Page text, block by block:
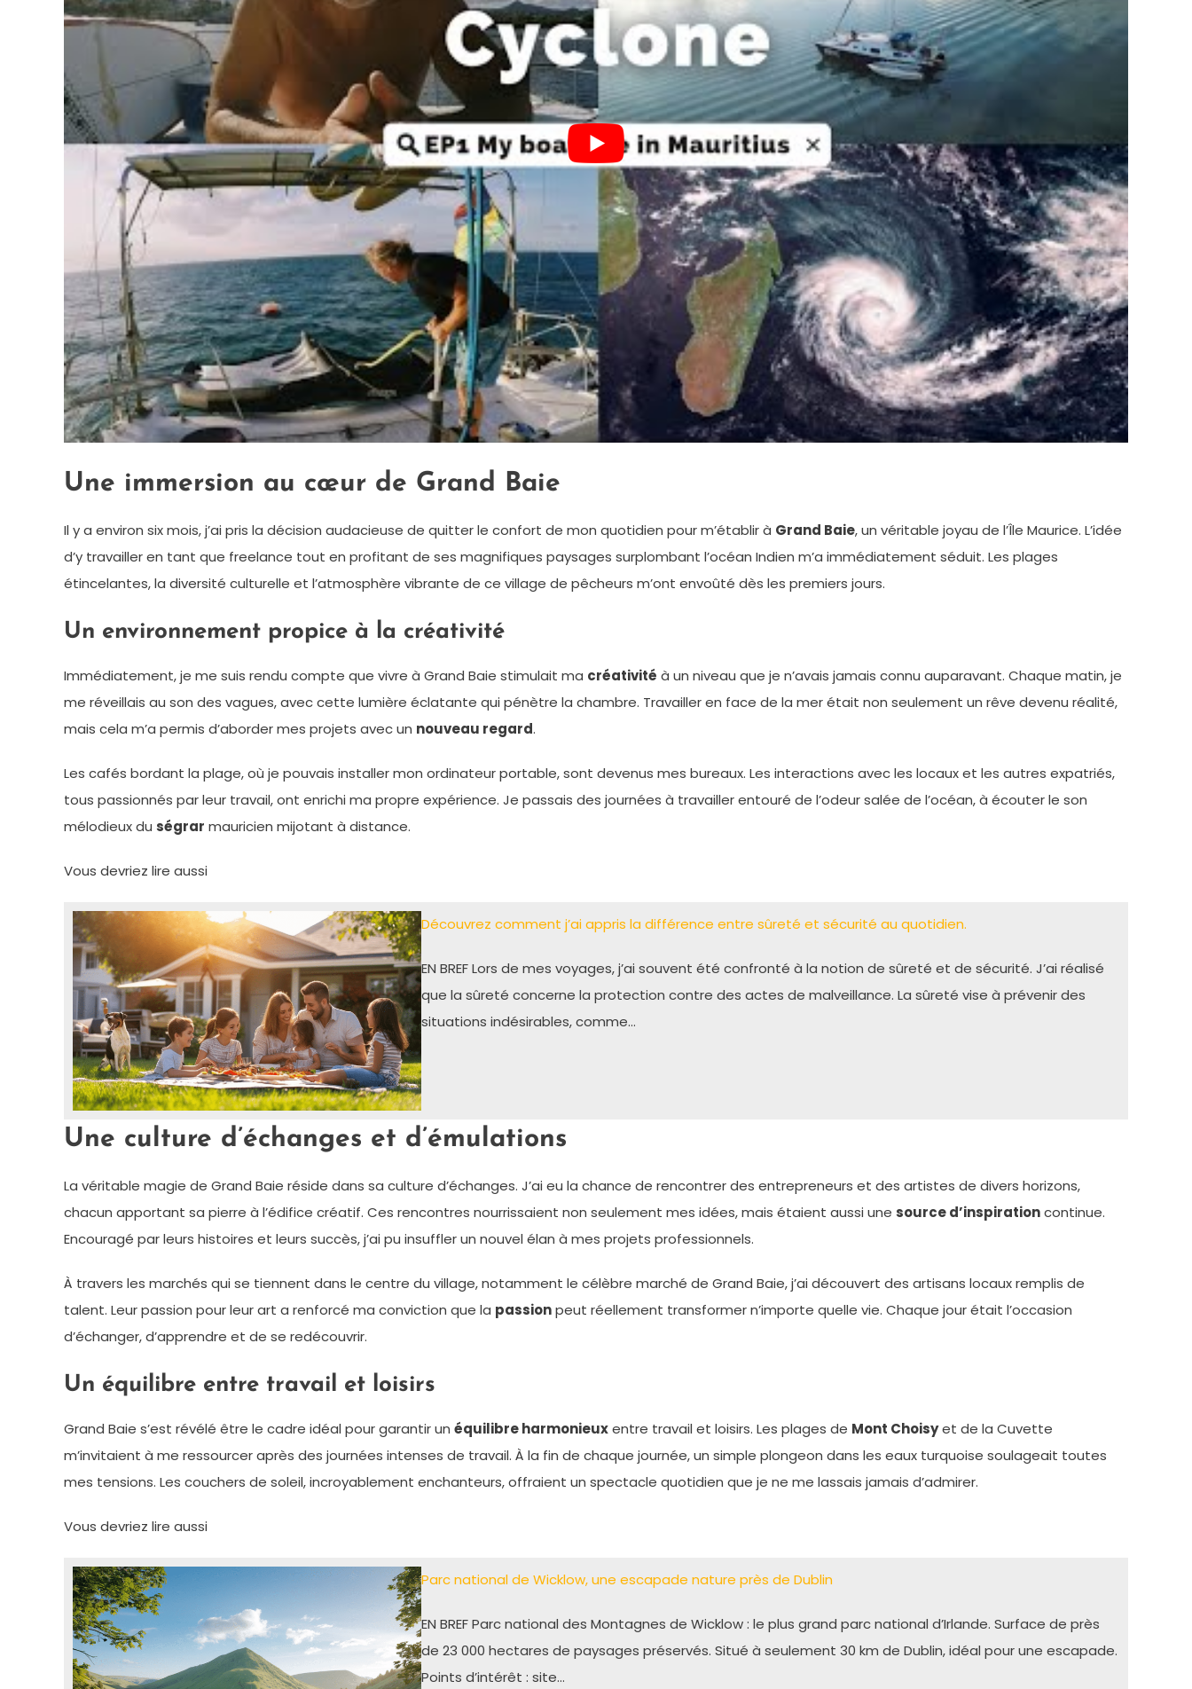
Une immersion au cœur de Grand Baie
Il y a environ six mois, j’ai pris la décision audacieuse de quitter le confort de mon quotidien pour m’établir à Grand Baie, un véritable joyau de l’Île Maurice. L’idée
d’y travailler en tant que freelance tout en profitant de ses magnifiques paysages surplombant l’océan Indien m’a immédiatement séduit. Les plages
étincelantes, la diversité culturelle et l’atmosphère vibrante de ce village de pêcheurs m’ont envoûté dès les premiers jours.
Un environnement propice à la créativité
Immédiatement, je me suis rendu compte que vivre à Grand Baie stimulait ma créativité à un niveau que je n’avais jamais connu auparavant. Chaque matin, je
me réveillais au son des vagues, avec cette lumière éclatante qui pénètre la chambre. Travailler en face de la mer était non seulement un rêve devenu réalité,
mais cela m’a permis d’aborder mes projets avec un nouveau regard.
Les cafés bordant la plage, où je pouvais installer mon ordinateur portable, sont devenus mes bureaux. Les interactions avec les locaux et les autres expatriés,
tous passionnés par leur travail, ont enrichi ma propre expérience. Je passais des journées à travailler entouré de l’odeur salée de l’océan, à écouter le son
mélodieux du ségrar mauricien mijotant à distance.
Vous devriez lire aussi
Découvrez comment j’ai appris la différence entre sûreté et sécurité au quotidien.
EN BREF Lors de mes voyages, j’ai souvent été confronté à la notion de sûreté et de sécurité. J’ai réalisé
que la sûreté concerne la protection contre des actes de malveillance. La sûreté vise à prévenir des
situations indésirables, comme…
Une culture d’échanges et d’émulations
La véritable magie de Grand Baie réside dans sa culture d’échanges. J’ai eu la chance de rencontrer des entrepreneurs et des artistes de divers horizons,
chacun apportant sa pierre à l’édifice créatif. Ces rencontres nourrissaient non seulement mes idées, mais étaient aussi une source d’inspirationcontinue.
Encouragé par leurs histoires et leurs succès, j’ai pu insuffler un nouvel élan à mes projets professionnels.
À travers les marchés qui se tiennent dans le centre du village, notamment le célèbre marché de Grand Baie, j’ai découvert des artisans locaux remplis de
talent. Leur passion pour leur art a renforcé ma conviction que la passionpeut réellement transformer n’importe quelle vie. Chaque jour était l’occasion
d’échanger, d’apprendre et de se redécouvrir.
Un équilibre entre travail et loisirs
Grand Baie s’est révélé être le cadre idéal pour garantir un équilibre harmonieuxentre travail et loisirs. Les plages de Mont Choisyet de la Cuvette
m’invitaient à me ressourcer après des journées intenses de travail. À la fin de chaque journée, un simple plongeon dans les eaux turquoise soulageait toutes
mes tensions. Les couchers de soleil, incroyablement enchanteurs, offraient un spectacle quotidien que je ne me lassais jamais d’admirer.
Vous devriez lire aussi
Parc national de Wicklow, une escapade nature près de Dublin
EN BREF Parc national des Montagnes de Wicklow : le plus grand parc national d’Irlande. Surface de près
de 23 000 hectares de paysages préservés. Situé à seulement 30 km de Dublin, idéal pour une escapade.
Points d’intérêt : site…